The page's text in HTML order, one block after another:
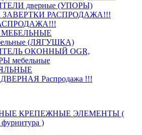
дверные (УПОРЫ)
РАСПРОДАЖА!!!
(ЛЯГУШКА)
ОКОННЫЙ OGR,
мебельные
Распродажа !!!
КРЕПЕЖНЫЕ ЭЛЕМЕНТЫ (
)